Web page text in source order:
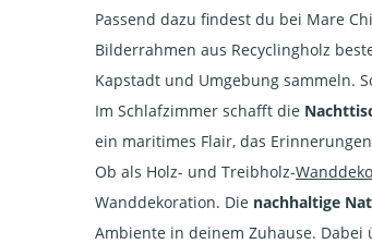
Passend dazu findest du bei Mare
Bilderrahmen aus Recyclingholz
Kapstadt und Umgebung sammeln.
Im Schlafzimmer schafft die
ein maritimes Flair, das
Ob als Holz- und Treibholz-Wanddeko
Wanddekoration. Die nachhaltige
Ambiente in deinem Zuhause. Dabei